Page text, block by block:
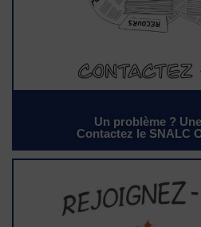
Un problème ?
Contactez le SNALC